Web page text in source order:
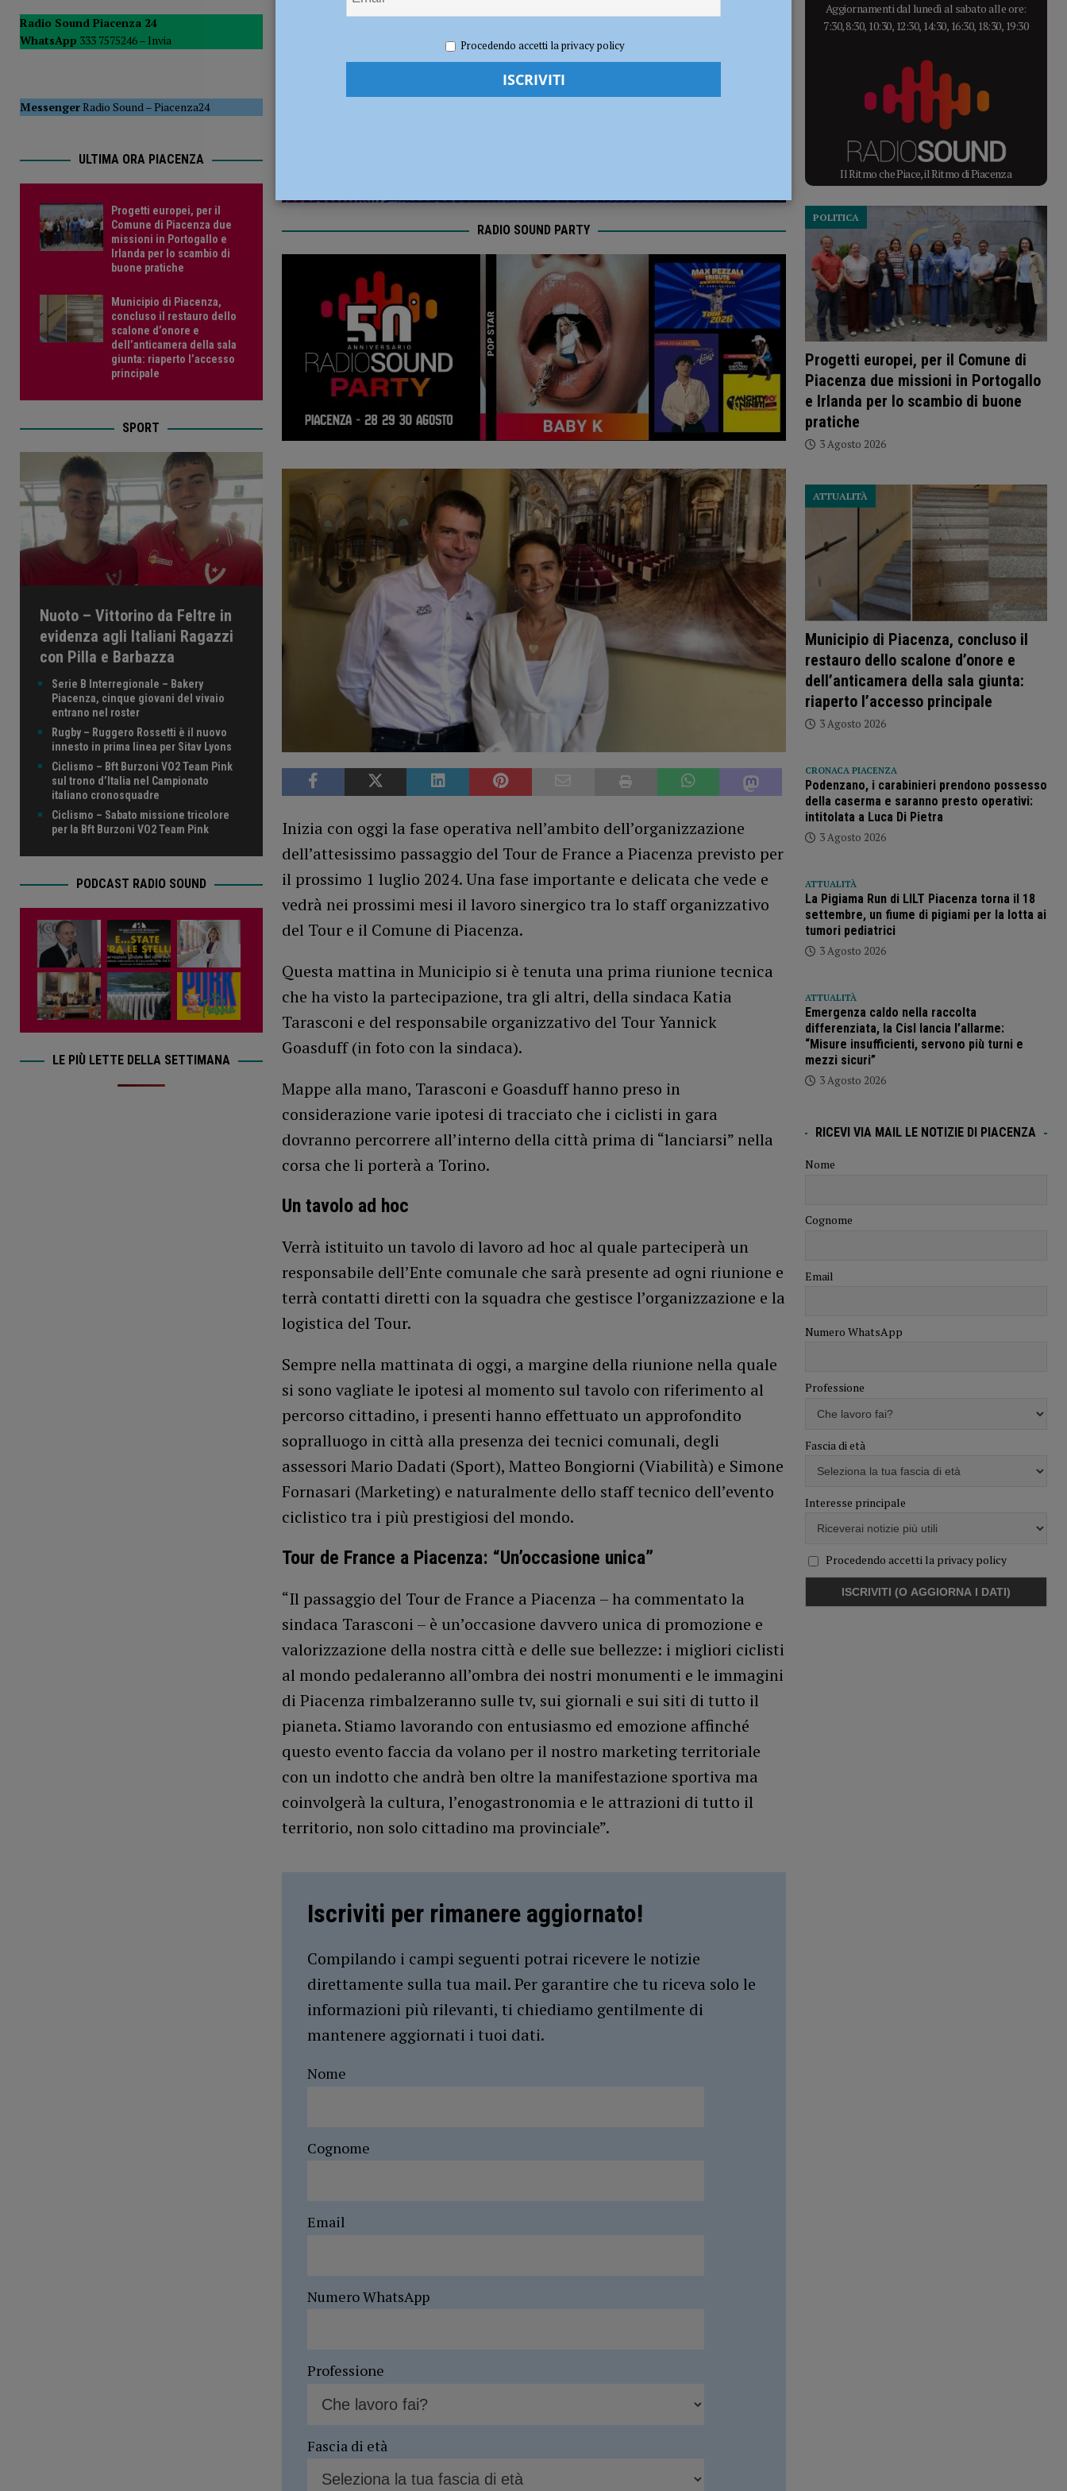
CRONACA PIACENZA
[ 3 Agosto 2026 ] La Pigiama Run di LILT Piacenza torna il 18 settembre, un fiume di pigiami per la lotta ai tumori pediatrici
[ 3 Agosto 2026 ] Il Fol in Fest si conclude a Ottone: “Allenarsi alla risalita, dalla montagna una proposta culturale per rimettere l’uomo
Redazione FG Attualità
RADIO SOUND PARTY
Inizia con oggi la fase operativa nell’ambito dell’organizzazione
dell’attesissimo passaggio del Tour de France a Piacenza previsto per
il prossimo 1 luglio 2024. Una fase importante e delicata che vede e
vedrà nei prossimi mesi il lavoro sinergico tra lo staff organizzativo
del Tour e il Comune di Piacenza.
Questa mattina in Municipio si è tenuta una prima riunione tecnica
che ha visto la partecipazione, tra gli altri, della sindaca Katia
Tarasconi e del responsabile organizzativo del Tour Yannick
Goasduff (in foto con la sindaca).
Mappe alla mano, Tarasconi e Goasduff hanno preso in
considerazione varie ipotesi di tracciato che i ciclisti in gara
dovranno percorrere all’interno della città prima di “lanciarsi” nella
corsa che li porterà a Torino.
Un tavolo ad hoc
Verrà istituito un tavolo di lavoro ad hoc al quale parteciperà un
responsabile dell’Ente comunale che sarà presente ad ogni riunione e
terrà contatti diretti con la squadra che gestisce l’organizzazione e la
logistica del Tour.
Sempre nella mattinata di oggi, a margine della riunione nella quale
si sono vagliate le ipotesi al momento sul tavolo con riferimento al
percorso cittadino, i presenti hanno effettuato un approfondito
sopralluogo in città alla presenza dei tecnici comunali, degli
assessori Mario Dadati (Sport), Matteo Bongiorni (Viabilità) e Simone
Fornasari (Marketing) e naturalmente dello staff tecnico dell’evento
ciclistico tra i più prestigiosi del mondo.
Tour de France a Piacenza: “Un’occasione unica”
“Il passaggio del Tour de France a Piacenza – ha commentato la
sindaca Tarasconi – è un’occasione davvero unica di promozione e
valorizzazione della nostra città e delle sue bellezze: i migliori ciclisti
al mondo pedaleranno all’ombra dei nostri monumenti e le immagini
di Piacenza rimbalzeranno sulle tv, sui giornali e sui siti di tutto il
pianeta. Stiamo lavorando con entusiasmo ed emozione affinché
questo evento faccia da volano per il nostro marketing territoriale
con un indotto che andrà ben oltre la manifestazione sportiva ma
coinvolgerà la cultura, l’enogastronomia e le attrazioni di tutto il
territorio, non solo cittadino ma provinciale”.
Iscriviti per rimanere aggiornato!
Compilando i campi seguenti potrai ricevere le notizie
direttamente sulla tua mail. Per garantire che tu riceva solo le
informazioni più rilevanti, ti chiediamo gentilmente di
mantenere aggiornati i tuoi dati.
Nome
Cognome
Email
Numero WhatsApp
Professione
Fascia di età
Radio Sound Piacenza 24
WhatsApp 333 7575246 – Invia
MessengerRadio Sound–Piacenza24
ULTIMA ORA PIACENZA
Progetti europei, per il
Comune di Piacenza due
missioni in Portogallo e
Irlanda per lo scambio di
buone pratiche
Municipio di Piacenza,
concluso il restauro dello
scalone d’onore e
dell’anticamera della sala
giunta: riaperto l’accesso
principale
SPORT
Nuoto – Vittorino da Feltre in
evidenza agli Italiani Ragazzi
con Pilla e Barbazza
Serie B Interregionale – Bakery
Piacenza, cinque giovani del vivaio
entrano nel roster
Rugby – Ruggero Rossetti è il nuovo
innesto in prima linea per Sitav Lyons
Ciclismo – Bft Burzoni VO2 Team Pink
sul trono d’Italia nel Campionato
italiano cronosquadre
Ciclismo – Sabato missione tricolore
per la Bft Burzoni VO2 Team Pink
PODCAST RADIO SOUND
LE PIÙ LETTE DELLA SETTIMANA
Aggiornamenti dal lunedì al sabato alle ore:
7:30, 8:30, 10:30, 12:30, 14:30, 16:30, 18:30, 19:30
Il Ritmo che Piace, il Ritmo di Piacenza
Progetti europei, per il Comune di
Piacenza due missioni in Portogallo
e Irlanda per lo scambio di buone
pratiche
POLITICA
3 Agosto 2026
Municipio di Piacenza, concluso il
restauro dello scalone d’onore e
dell’anticamera della sala giunta:
riaperto l’accesso principale
ATTUALITÀ
3 Agosto 2026
CRONACA PIACENZA
Podenzano, i carabinieri prendono possesso
della caserma e saranno presto operativi:
intitolata a Luca Di Pietra
3 Agosto 2026
ATTUALITÀ
La Pigiama Run di LILT Piacenza torna il 18
settembre, un fiume di pigiami per la lotta ai
tumori pediatrici
3 Agosto 2026
ATTUALITÀ
Emergenza caldo nella raccolta
differenziata, la Cisl lancia l’allarme:
“Misure insufficienti, servono più turni e
mezzi sicuri”
3 Agosto 2026
RICEVI VIA MAIL LE NOTIZIE DI PIACENZA
Nome
Cognome
Email
Numero WhatsApp
Professione
Fascia di età
Interesse principale
Procedendo accetti la privacy policy
Procedendo accetti la privacy policy